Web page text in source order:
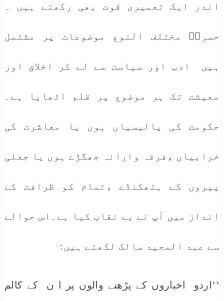
اندر ایک تعمیری قوت بھی رکھتے ہیں ۔
حسرتؔ مختلف النوع موضوعات پر مشتمل
ہیں ادب اور سیاست سے لے کر اخلاق اور
معیشت تک ہر موضوع پر قلم اٹھایا ہے۔
حکومت کی پالیسیاں ہوں یا معاشرت کی
خرابیاں ،فرقہ وارانہ جھگڑے ہوں یا جعلی
پیروں کے ہتھکنڈے ،تمام کو ظرافت کے
انداز میں آپ نے بے نقاب کیا ہے۔اس حوالے
سے عبد المجید سالک لکھتے ہیں:
’’اردو اخباروں کے پڑھنے والوں پر ا ن کے کالم